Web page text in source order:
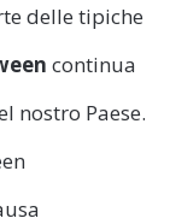
delle tipiche
continua
nostro Paese.